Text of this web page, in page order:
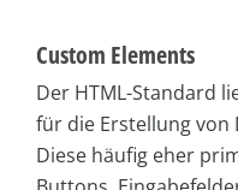
Custom Elements
Der HTML-Standard
für die Erstellung von
Diese häufig eher